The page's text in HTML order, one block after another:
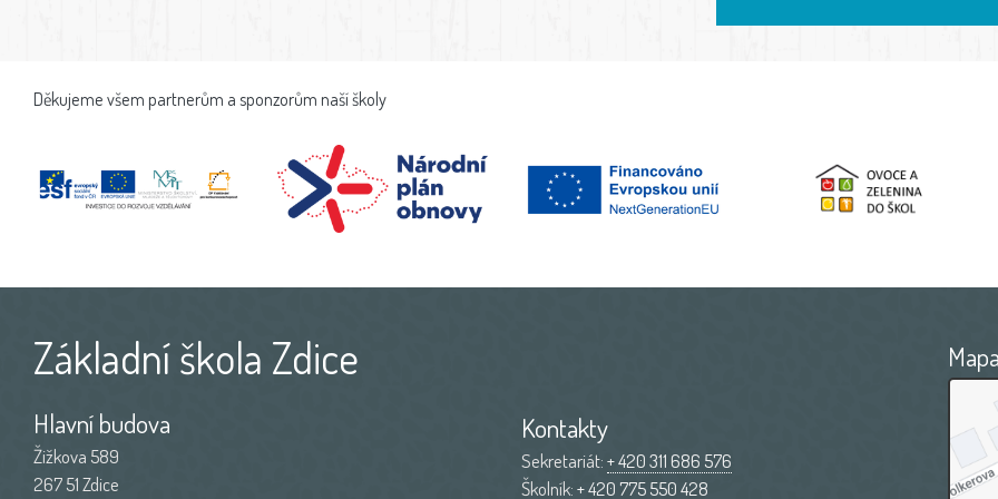
Děkujeme všem partnerům a sponzorům naší školy
Základní škola Zdice
Hlavní budova
Žižkova 589
267 51 Zdice
Kontakty
Sekretariát:+ 420 311 686 576
Školník:+ 420 775 550 428